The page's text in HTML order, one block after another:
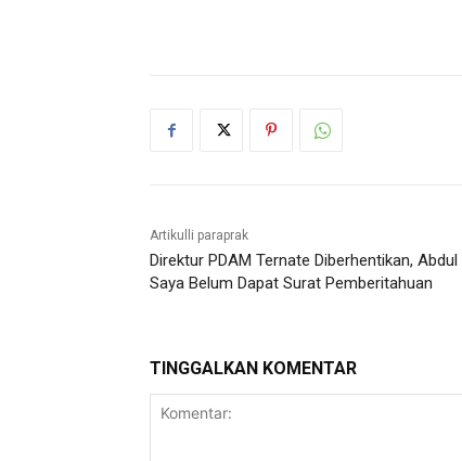
Artikulli paraprak
Direktur PDAM Ternate Diberhentikan, Abdul
Saya Belum Dapat Surat Pemberitahuan
TINGGALKAN KOMENTAR